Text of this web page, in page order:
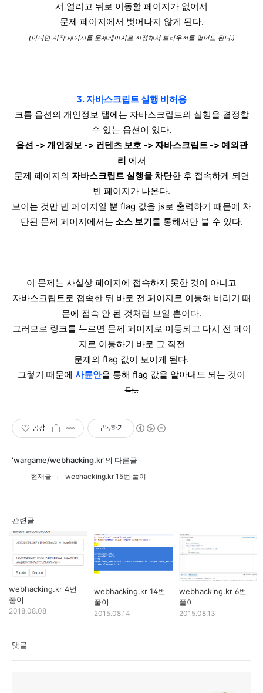
서 열리고 뒤로 이동할 페이지가 없어서
문제 페이지에서 벗어나지 않게 된다.
(아니면 시작 페이지를 문제페이지로 지정해서 브라우저를 열어도 된다.)
3. 자바스크립트 실행 비허용
크롬 옵션의 개인정보 탭에는 자바스크립트의 실행을 결정할
수 있는 옵션이 있다.
옵션 -> 개인정보 -> 컨텐츠 보호 -> 자바스크립트 -> 예외관
리 에서
문제 페이지의 자바스크립트 실행을 차단한 후 접속하게 되면
빈 페이지가 나온다.
보이는 것만 빈 페이지일 뿐 flag 값을 js로 출력하기 때문에 차
단된 문제 페이지에서는 소스 보기를 통해서만 볼 수 있다.
이 문제는 사실상 페이지에 접속하지 못한 것이 아니고
자바스크립트로 접속한 뒤 바로 전 페이지로 이동해 버리기 때
문에 접속 안 된 것처럼 보일 뿐이다.
그러므로 링크를 누르면 문제 페이지로 이동되고 다시 전 페이
지로 이동하기 바로 그 직전
문제의 flag 값이 보이게 된다.
그렇기 때문에사륜안을 통해 flag 값을 알아내도 되는 것이
다..
공감 구독하기
'wargame/webhacking.kr'의 다른글
현재글 webhacking.kr 15번 풀이
관련글
webhacking.kr 4번
풀이
2018.08.08
webhacking.kr 14번
풀이
2015.08.14
webhacking.kr 6번
풀이
2015.08.13
댓글